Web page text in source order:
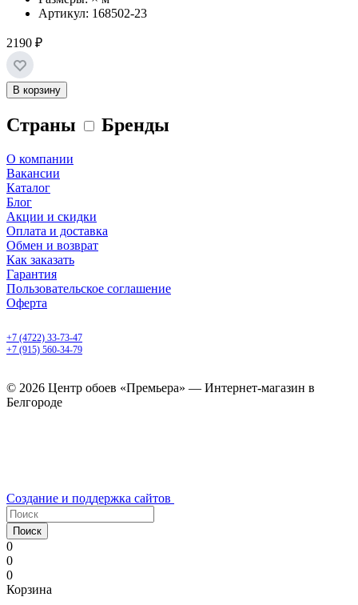
Артикул: 168502-23
2190 ₽
В корзину
Страны Бренды
О компании
Вакансии
Каталог
Блог
Акции и скидки
Оплата и доставка
Обмен и возврат
Как заказать
Гарантия
Пользовательское соглашение
Оферта
+7 (4722) 33-73-47
+7 (915) 560-34-79
© 2026 Центр обоев «Премьера» — Интернет-магазин в
Белгороде
Создание и поддержка сайтов
Поиск
0
0
0
Корзина